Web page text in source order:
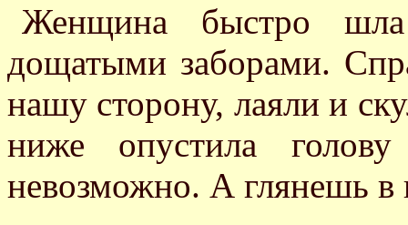
Женщина быстро
дощатыми заборами.
нашу сторону, лаяли и
ниже опустила
невозможно. А глянешь в